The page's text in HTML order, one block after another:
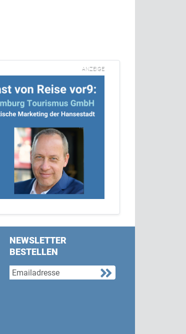
ANZEIGE
Twitter
NEWSLETTER
BESTELLEN